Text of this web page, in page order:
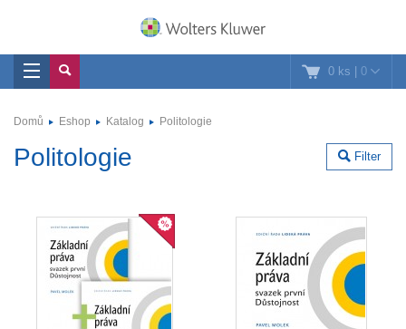
0 ks | 0
Domů Eshop Katalog Politologie
Filter
Politologie